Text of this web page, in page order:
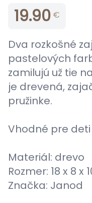
19.90 €
Dva rozkošné
pastelových
zamilujú už tie
je drevená,
pružinke.
Vhodné pre deti
Materiál: drevo
Rozmer: 18 x 8 x
Značka: Janod